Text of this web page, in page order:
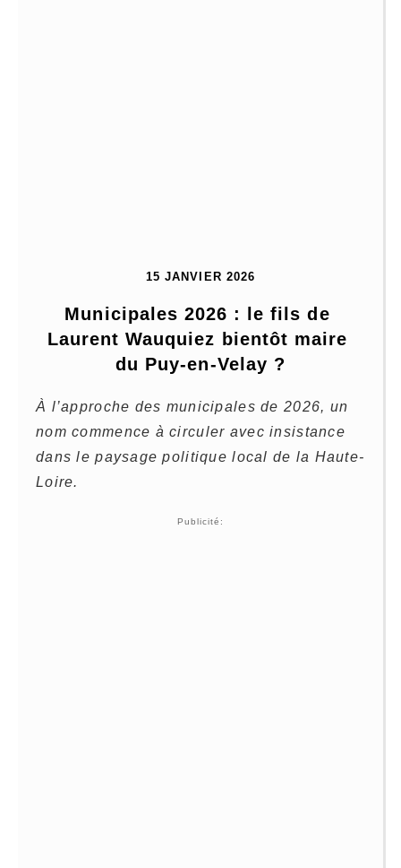
15 JANVIER 2026
Municipales 2026 : le fils de
Laurent Wauquiez bientôt maire
du Puy-en-Velay ?
À l’approche des municipales de 2026, un
nom commence à circuler avec insistance
dans le paysage politique local de la Haute-
Loire.
Publicité: